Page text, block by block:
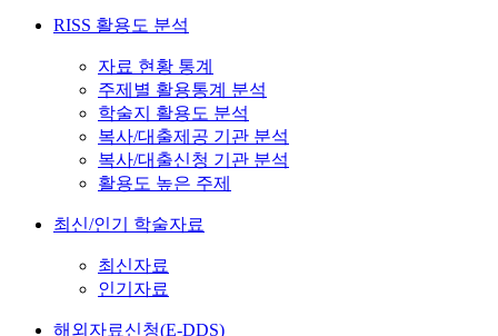
RISS 활용도 분석
자료 현황 통계
주제별 활용통계 분석
학술지 활용도 분석
복사/대출제공 기관 분석
복사/대출신청 기관 분석
활용도 높은 주제
최신/인기 학술자료
최신자료
인기자료
해외자료신청(E-DDS)